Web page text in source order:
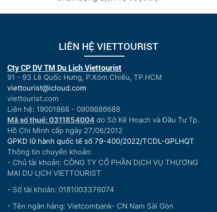
LIÊN HỆ VIETTOURIST
Cty CP DV TM Du Lịch Viettourist
91 - 93 Lê Quốc Hưng, P.Xóm Chiếu, TP.HCM
viettourist@icloud.com
viettourist.com
Liên hệ: 19001868 - 0909886688
Mã số thuế: 0311854004 do Sở Kế Hoạch và Đầu Tư Tp.
Hồ Chí Minh cấp ngày 27/06/2012
GPKD lữ hành quốc tế số 79-400/2022/TCDL-GPLHQT
Thông tin chuyển khoản:
- Chủ tài khoản: CÔNG TY CỔ PHẦN DỊCH VỤ THƯƠNG
MẠI DU LỊCH VIETTOURIST
- Số tài khoản: 0181003376074
- Tên ngân hàng: Vietcombank- CN Nam Sài Gòn